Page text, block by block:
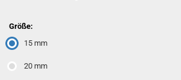
Größe:
15 mm
20 mm